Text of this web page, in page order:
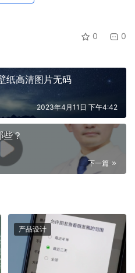
0 0
纸高清图片无码
2023年4月11日 下午4:42
？
下一篇
产品设计